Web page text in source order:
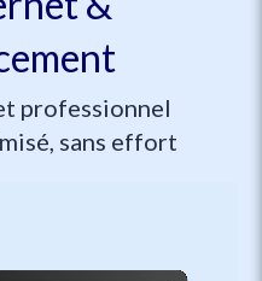
professionnel
sans effort